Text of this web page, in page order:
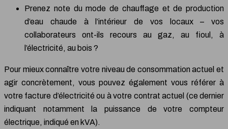
Prenez note du mode de chauffage et de production
d’eau chaude à l’intérieur de vos locaux – vos
collaborateurs ont-ils recours au gaz, au fioul, à
l’électricité, au bois ?
Pour mieux connaître votre niveau de consommation actuel et
agir concrètement, vous pouvez également vous référer à
votre facture d’électricité ou à votre contrat actuel (ce dernier
indiquant notamment la puissance de votre compteur
électrique, indiqué en kVA).